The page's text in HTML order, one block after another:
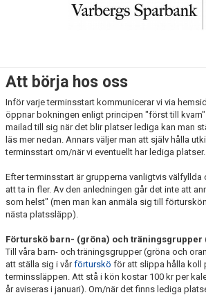
VANLIGA FRÅGOR
Att börja hos oss
Inför varje terminsstart kommunicerar vi via
öppnar bokningen enligt principen "först till
mailad till sig när det blir platser lediga kan man
läs mer nedan. Annars väljer man att själv hålla
terminsstart om/när vi eventuellt har lediga platser.
Efter terminsstart är grupperna vanligtvis välfyllda
att ta in fler. Av den anledningen går det inte att
som helst" (men man kan anmäla sig till
nästa platssläpp).
Förturskö barn- (gröna) och träningsgrupper
Till våra barn- och träningsgrupper (gröna och
att ställa sig i vårförturskö för att slippa hålla koll
terminssläppen. Att stå i kön kostar 100 kr per
år aviseras i januari). Om/när det finns lediga